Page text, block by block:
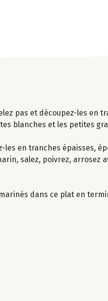
pas et découpez-les en
blanches et les petites
les en tranches épaisses,
salez, poivrez, arrosez
dans ce plat en